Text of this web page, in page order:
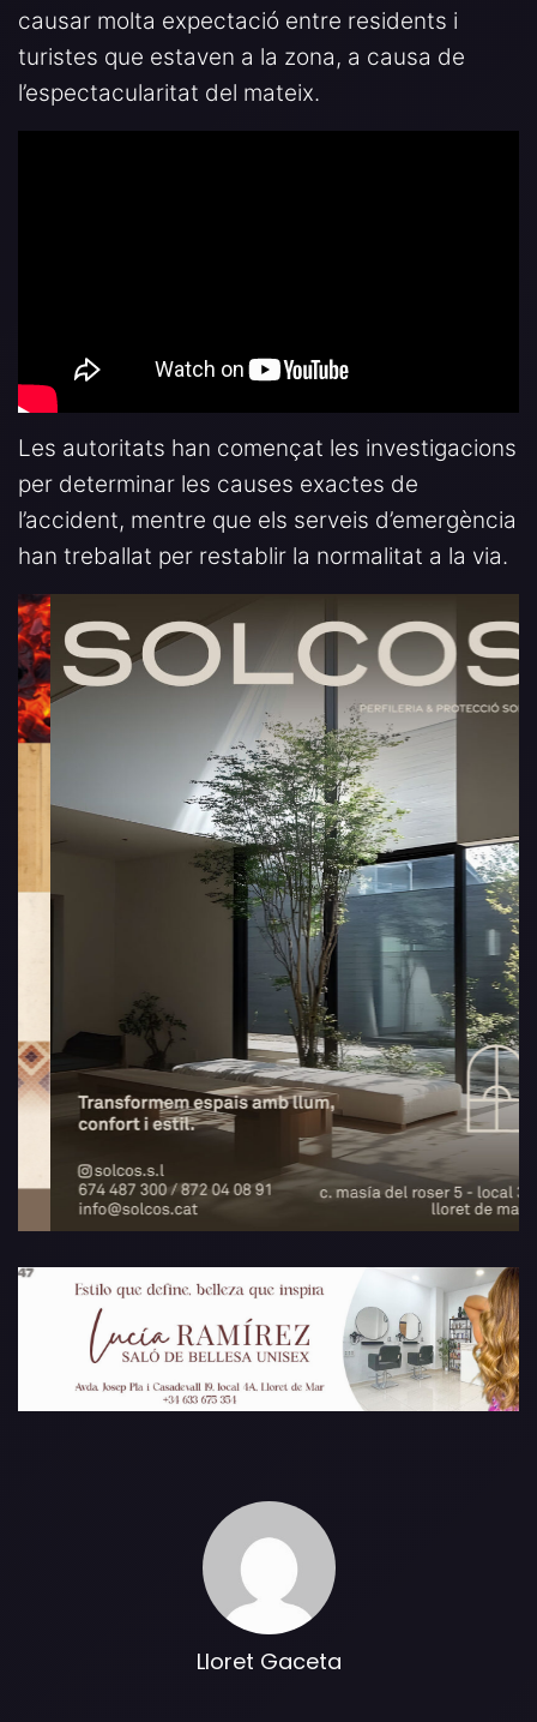
causar molta expectació entre residents i
turistes que estaven a la zona, a causa de
l’espectacularitat del mateix.
Les autoritats han començat les investigacions
per determinar les causes exactes de
l’accident, mentre que els serveis d’emergència
han treballat per restablir la normalitat a la via.
Lloret Gaceta